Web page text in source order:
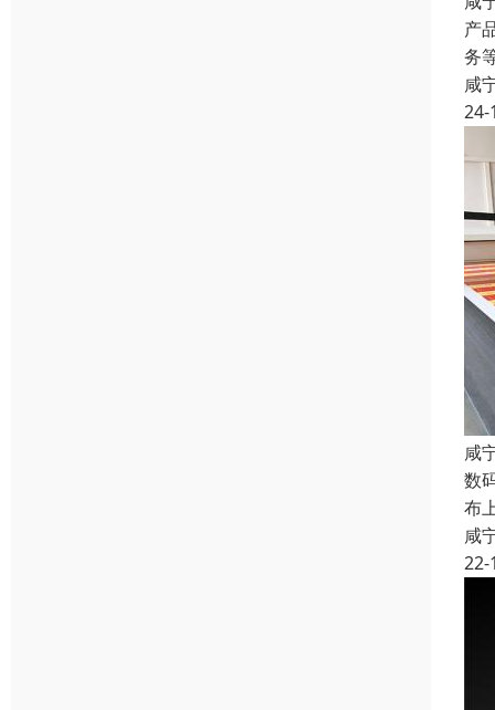
产
务
咸
24-
咸
数
布
咸
22-